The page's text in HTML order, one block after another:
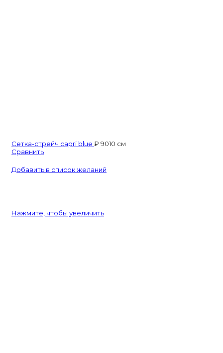
Сетка-стрейч capri blue ₽ 9010 см
Сравнить
Добавить в список желаний
Нажмите, чтобы увеличить